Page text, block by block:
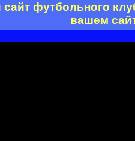
футбольного
вашем